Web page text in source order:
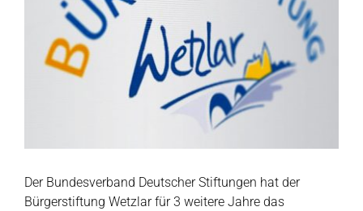
Der Bundesverband Deutscher Stiftungen hat der
Bürgerstiftung Wetzlar für 3 weitere Jahre das